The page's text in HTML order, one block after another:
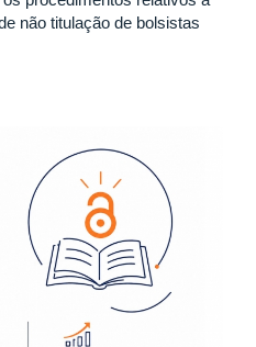
não titulação de bolsistas